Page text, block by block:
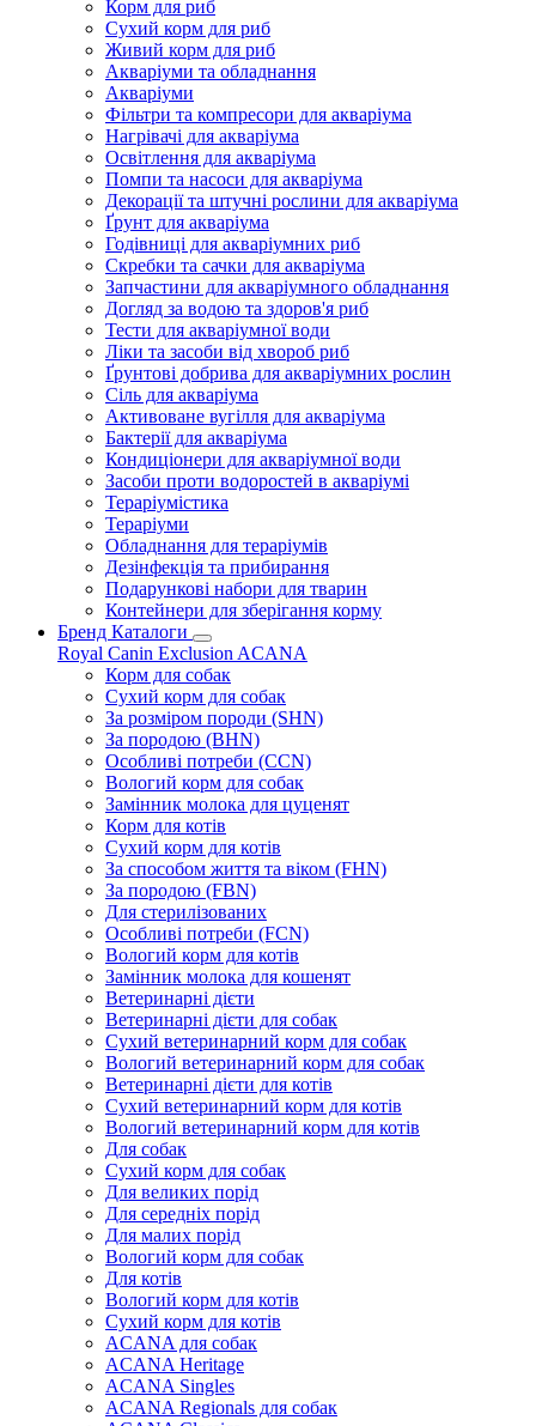
Корм для риб
Сухий корм для риб
Живий корм для риб
Акваріуми та обладнання
Акваріуми
Фільтри та компресори для акваріума
Нагрівачі для акваріума
Освітлення для акваріума
Помпи та насоси для акваріума
Декорації та штучні рослини для акваріума
Ґрунт для акваріума
Годівниці для акваріумних риб
Скребки та сачки для акваріума
Запчастини для акваріумного обладнання
Догляд за водою та здоров'я риб
Тести для акваріумної води
Ліки та засоби від хвороб риб
Ґрунтові добрива для акваріумних рослин
Сіль для акваріума
Активоване вугілля для акваріума
Бактерії для акваріума
Кондиціонери для акваріумної води
Засоби проти водоростей в акваріумі
Тераріумістика
Тераріуми
Обладнання для тераріумів
Дезінфекція та прибирання
Подарункові набори для тварин
Контейнери для зберігання корму
Бренд Каталоги
Royal Canin Exclusion ACANA
Корм для собак
Сухий корм для собак
За розміром породи (SHN)
За породою (BHN)
Особливі потреби (CCN)
Вологий корм для собак
Замінник молока для цуценят
Корм для котів
Сухий корм для котів
За способом життя та віком (FHN)
За породою (FBN)
Для стерилізованих
Особливі потреби (FCN)
Вологий корм для котів
Замінник молока для кошенят
Ветеринарні дієти
Ветеринарні дієти для собак
Сухий ветеринарний корм для собак
Вологий ветеринарний корм для собак
Ветеринарні дієти для котів
Сухий ветеринарний корм для котів
Вологий ветеринарний корм для котів
Для собак
Сухий корм для собак
Для великих порід
Для середніх порід
Для малих порід
Вологий корм для собак
Для котів
Вологий корм для котів
Сухий корм для котів
ACANA для собак
ACANA Heritage
ACANA Singles
ACANA Regionals для собак